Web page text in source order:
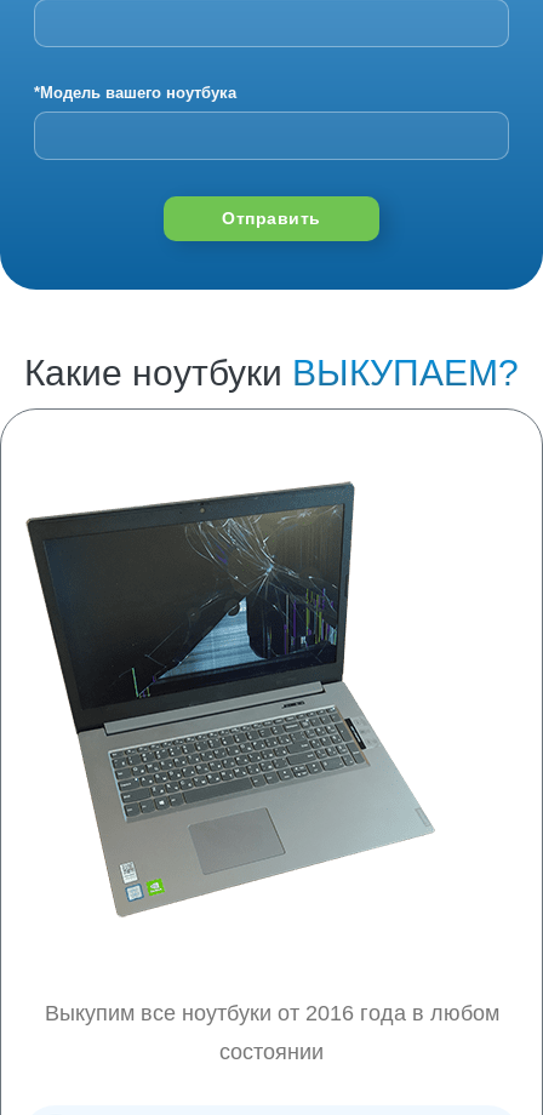
*Модель вашего ноутбука
Отправить
Какие ноутбуки ВЫКУПАЕМ?
Выкупим все ноутбуки от 2016 года в любом
состоянии